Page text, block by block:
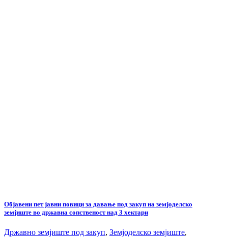
Објавени пет јавни повици за давање под закуп на земјоделско
земјиште во државна сопственост над 3 хектари
Државно земјиште под закуп, Земјоделско земјиште,